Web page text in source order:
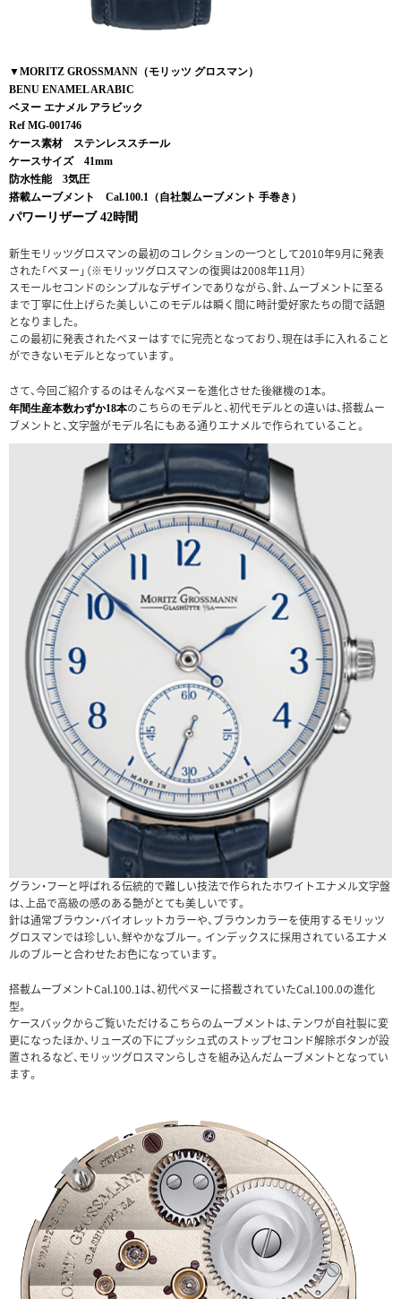
▼MORITZ GROSSMANN（モリッツ グロスマン）
BENU ENAMEL ARABIC
ベヌー エナメル アラビック
Ref MG-001746
ケース素材 ステンレススチール
ケースサイズ 41mm
防水性能 3気圧
搭載ムーブメント Cal.100.1（自社製ムーブメント 手巻き）
パワーリザーブ 42時間
新生モリッツグロスマンの最初のコレクションの一つとして2010年9月に発表
された「ベヌー」（※モリッツグロスマンの復興は2008年11月）
スモールセコンドのシンプルなデザインでありながら、針、ムーブメントに至る
まで丁寧に仕上げらた美しいこのモデルは瞬く間に時計愛好家たちの間で話題
となりました。
この最初に発表されたベヌーはすでに完売となっており、現在は手に入れること
ができないモデルとなっています。
さて、今回ご紹介するのはそんなベヌーを進化させた後継機の1本。
年間生産本数わずか18本のこちらのモデルと、初代モデルとの違いは、搭載ムー
ブメントと、文字盤がモデル名にもある通りエナメルで作られていること。
グラン・フーと呼ばれる伝統的で難しい技法で作られたホワイトエナメル文字盤
は、上品で高級の感のある艶がとても美しいです。
針は通常ブラウン・バイオレットカラーや、ブラウンカラーを使用するモリッツ
グロスマンでは珍しい、鮮やかなブルー。インデックスに採用されているエナメ
ルのブルーと合わせたお色になっています。
搭載ムーブメントCal.100.1は、初代ベヌーに搭載されていたCal.100.0の進化
型。
ケースバックからご覧いただけるこちらのムーブメントは、テンワが自社製に変
更になったほか、リューズの下にプッシュ式のストップセコンド解除ボタンが設
置されるなど、モリッツグロスマンらしさを組み込んだムーブメントとなってい
ます。